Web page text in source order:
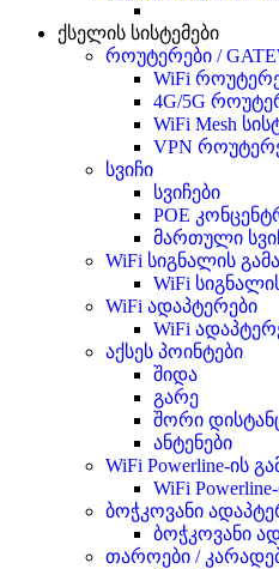
ქსელის სისტემები
როუტერები /
WiFi
4G/5G
WiFi Mesh
VPN
სვიჩი
სვიჩები
POE
მართული
WiFi სიგნალის
WiFi
WiFi ადაპტერები
WiFi
აქსეს პოინტები
შიდა
გარე
შორი
ანტენები
WiFi Powerline-ის
WiFi
ბოჭკოვანი
ბოჭკოვანი
თაროები /